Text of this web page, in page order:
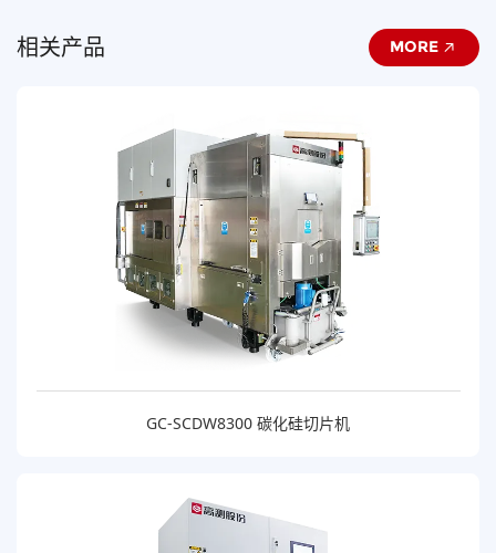
相关产品 MORE
GC-SCDW8300 碳化硅切片机